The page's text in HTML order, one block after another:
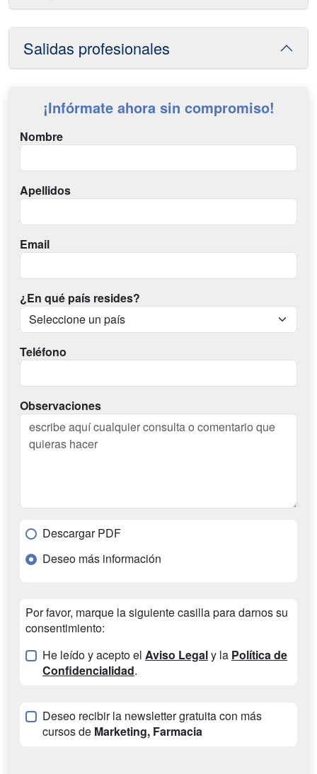
Salidas profesionales
¡Infórmate ahora sin compromiso!
Nombre
Apellidos
Email
¿En qué país resides?
Teléfono
Observaciones
Descargar PDF
Deseo más información
Por favor, marque la siguiente casilla para darnos su
consentimiento:
He leído y acepto el Aviso Legaly la Política de
Confidencialidad.
Deseo recibir la newsletter gratuita con más
cursos de Marketing, Farmacia